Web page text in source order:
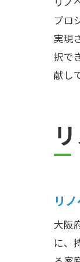
プロ
実現
択で
献し
リ
大阪
に、